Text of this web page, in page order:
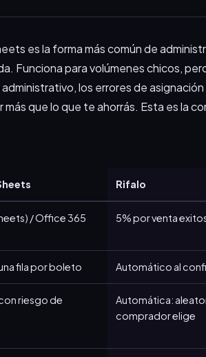
es la forma más común de
Funciona para volúmenes chicos,
los errores de
que lo que te ahorrás. Esta es la
Rifalo
/ Office 365 5% por venta
fila por boleto Automático al
riesgo de
Automática:
comprador elige